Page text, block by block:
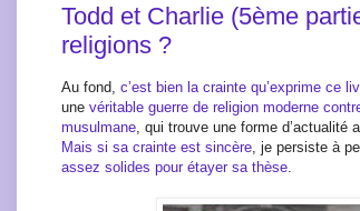
Todd et Charlie (5ème
religions ?
Au fond, c’est bien la crainte qu’exprime ce
une véritable guerre de religion moderne
musulmane , qui trouve une forme d’actualité
Mais si sa crainte est sincère , je persiste à
assez solides pour étayer sa thèse